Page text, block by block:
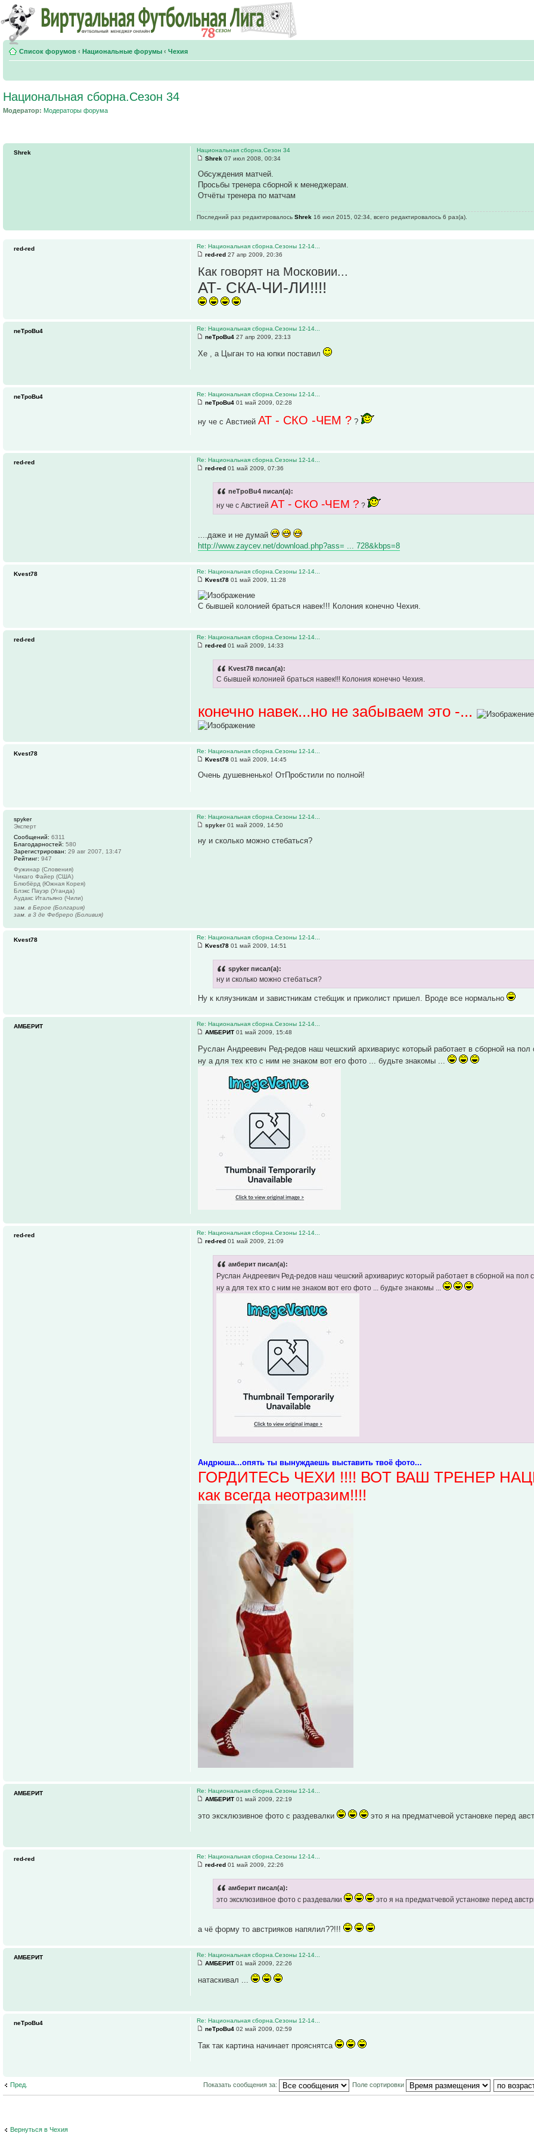
Список форумов ‹ Национальные форумы ‹ Чехия
Национальная сборна.Сезон 34
Модератор: Модераторы форума
Национальная сборна.Сезон 34
Shrek 07 июл 2008, 00:34
Обсуждения матчей.
Просьбы тренера сборной к менеджерам.
Отчёты тренера по матчам
Последний раз редактировалосьShrek 16 июл 2015, 02:34, всего редактировалось 6 раз(а).
Shrek
Re: Национальная сборна.Сезоны 12-14...
red-red 27 апр 2009, 20:36
Как говорят на Московии...
АТ- СКА-ЧИ-ЛИ!!!!
red-red
Re: Национальная сборна.Сезоны 12-14...
neTpoBu4 27 апр 2009, 23:13
Хе , а Цыган то на юпки поставил
neTpoBu4
Re: Национальная сборна.Сезоны 12-14...
neTpoBu4 01 май 2009, 02:28
ну че с АвстиейАТ - СКО -ЧЕМ ? ?
neTpoBu4
Re: Национальная сборна.Сезоны 12-14...
red-red 01 май 2009, 07:36
neTpoBu4 писал(а):
ну че с АвстиейАТ - СКО -ЧЕМ ? ?
....даже и не думай
http://www.zaycev.net/download.php?ass= ... 728&kbps=8
red-red
Re: Национальная сборна.Сезоны 12-14...
Kvest78 01 май 2009, 11:28
С бывшей колонией браться навек!!! Колония конечно Чехия.
Kvest78
Re: Национальная сборна.Сезоны 12-14...
red-red 01 май 2009, 14:33
Kvest78 писал(а):
С бывшей колонией браться навек!!! Колония конечно Чехия.
конечно навек...но не забываем это -...
red-red
Re: Национальная сборна.Сезоны 12-14...
Kvest78 01 май 2009, 14:45
Очень душевненько! ОтПробстили по полной!
Kvest78
Re: Национальная сборна.Сезоны 12-14...
spyker 01 май 2009, 14:50
ну и сколько можно стебаться?
spyker
Эксперт
Сообщений: 6311
Благодарностей: 580
Зарегистрирован: 29 авг 2007, 13:47
Рейтинг: 947
Фужинар (Словения)
Чикаго Файер (США)
Блюбёрд (Южная Корея)
Блэкс Пауэр (Уганда)
Аудакс Итальяно (Чили)
зам. в Берое (Болгария)
зам. в 3 де Фебреро (Боливия)
Re: Национальная сборна.Сезоны 12-14...
Kvest78 01 май 2009, 14:51
spyker писал(а):
ну и сколько можно стебаться?
Ну к кляузникам и завистникам стебщик и приколист пришел. Вроде все нормально
Kvest78
Re: Национальная сборна.Сезоны 12-14...
АМБЕРИТ 01 май 2009, 15:48
Руслан Андреевич Ред-редов наш чешский архивариус который работает в сборной на пол
ну а для тех кто с ним не знаком вот его фото ... будьте знакомы ...
АМБЕРИТ
Re: Национальная сборна.Сезоны 12-14...
red-red 01 май 2009, 21:09
амберит писал(а):
Руслан Андреевич Ред-редов наш чешский архивариус который работает в сборной на пол
ну а для тех кто с ним не знаком вот его фото ... будьте знакомы ...
Андрюша...опять ты вынуждаешь выставить твоё фото...
ГОРДИТЕСЬ ЧЕХИ !!!! ВОТ ВАШ ТРЕНЕР
как всегда неотразим!!!!
red-red
Re: Национальная сборна.Сезоны 12-14...
АМБЕРИТ 01 май 2009, 22:19
это эксклюзивное фото с раздевалки это я на предматчевой установке перед
АМБЕРИТ
Re: Национальная сборна.Сезоны 12-14...
red-red 01 май 2009, 22:26
амберит писал(а):
это эксклюзивное фото с раздевалки это я на предматчевой установке перед
а чё форму то австрияков напялил??!!!
red-red
Re: Национальная сборна.Сезоны 12-14...
АМБЕРИТ 01 май 2009, 22:26
натаскивал ...
АМБЕРИТ
Re: Национальная сборна.Сезоны 12-14...
neTpoBu4 02 май 2009, 02:59
Так так картина начинает прояснятса
neTpoBu4
Пред. Показать сообщения за: Поле сортировки
Вернуться в Чехия